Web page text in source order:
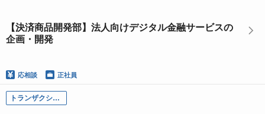
【決済商品開発部】法人向けデジタル金融サービスの
企画・開発
応相談 正社員
トランザクション・ビジネス本部